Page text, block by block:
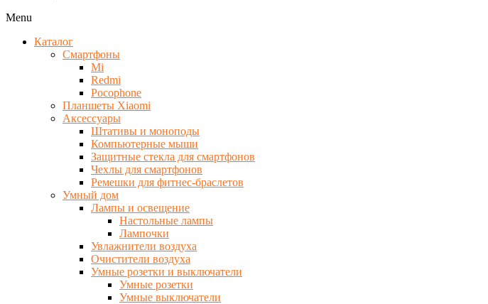
Menu
Каталог
Смартфоны
Mi
Redmi
Pocophone
Планшеты Xiaomi
Аксессуары
Штативы и моноподы
Компьютерные мыши
Защитные стекла для смартфонов
Чехлы для смартфонов
Ремешки для фитнес-браслетов
Умный дом
Лампы и освещение
Настольные лампы
Лампочки
Увлажнители воздуха
Очистители воздуха
Умные розетки и выключатели
Умные розетки
Умные выключатели